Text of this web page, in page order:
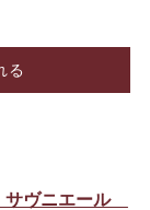
る
サヴニエール